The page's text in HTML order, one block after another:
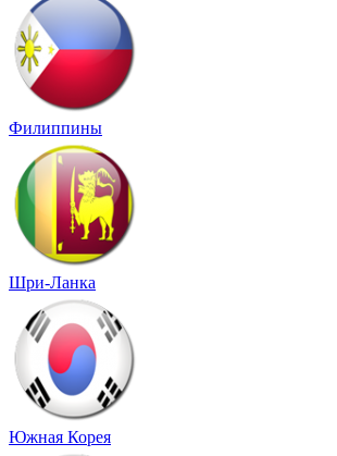
Филиппины
Шри-Ланка
Южная Корея